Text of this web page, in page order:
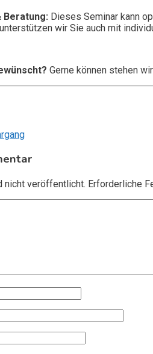
Beratung: Dieses Seminar kann
wir Sie auch mit
Gerne können stehen
nicht veröffentlicht. Erforderliche